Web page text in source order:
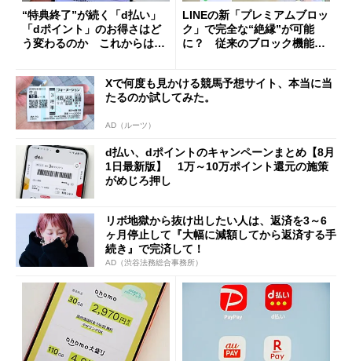
“特典終了”が続く「d払い」
「dポイント」のお得さはど
う変わるのか これからは
LINEの新「プレミアムブロッ
ク」で完全な“絶縁”が可能
に？ 従来のブロック機能と
Xで何度も見かける競馬予想サイト、本当に当
たるのか試してみた。
AD（ルーツ）
d払い、dポイントのキャンペーンまとめ【8月
1日最新版】 1万～10万ポイント還元の施策
がめじろ押し
リボ地獄から抜け出したい人は、返済を3～6
ヶ月停止して『大幅に減額してから返済する手
続き』で完済して！
AD（渋谷法務総合事務所）